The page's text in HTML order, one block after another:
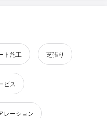
ト施工 芝張り
ビス
レーション